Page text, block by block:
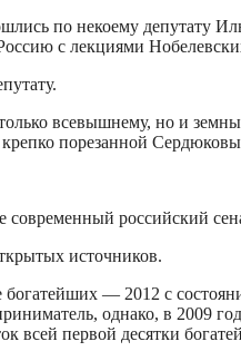
по некоему депутату
с лекциями
всевышнему, но и
порезанной
российский
источников.
— 2012 с
однако, в 2009
всей первой десятки